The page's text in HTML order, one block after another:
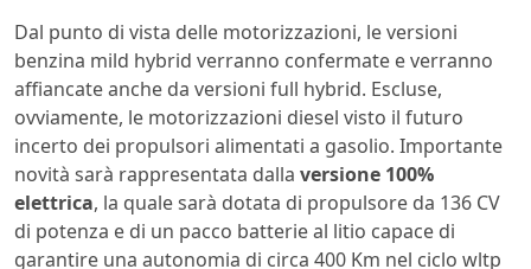
Dal punto di vista delle motorizzazioni, le versioni
benzina mild hybrid verranno confermate e verranno
affiancate anche da versioni full hybrid. Escluse,
ovviamente, le motorizzazioni diesel visto il futuro
incerto dei propulsori alimentati a gasolio. Importante
novità sarà rappresentata dalla versione 100%
elettrica, la quale sarà dotata di propulsore da 136 CV
di potenza e di un pacco batterie al litio capace di
garantire una autonomia di circa 400 Km nel ciclo wltp